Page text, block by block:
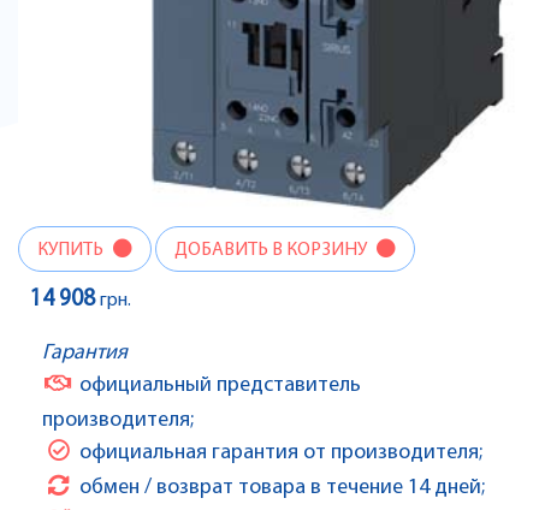
КУПИТЬ ДОБАВИТЬ В КОРЗИНУ
14 908грн.
Гарантия
официальный представитель
производителя;
официальная гарантия от производителя;
обмен / возврат товара в течение 14 дней;